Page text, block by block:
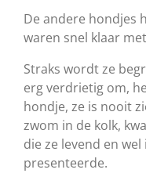
De andere hondjes
waren snel klaar
Straks wordt ze
erg verdrietig om,
hondje, ze is nooit
zwom in de kolk,
die ze levend en
presenteerde.